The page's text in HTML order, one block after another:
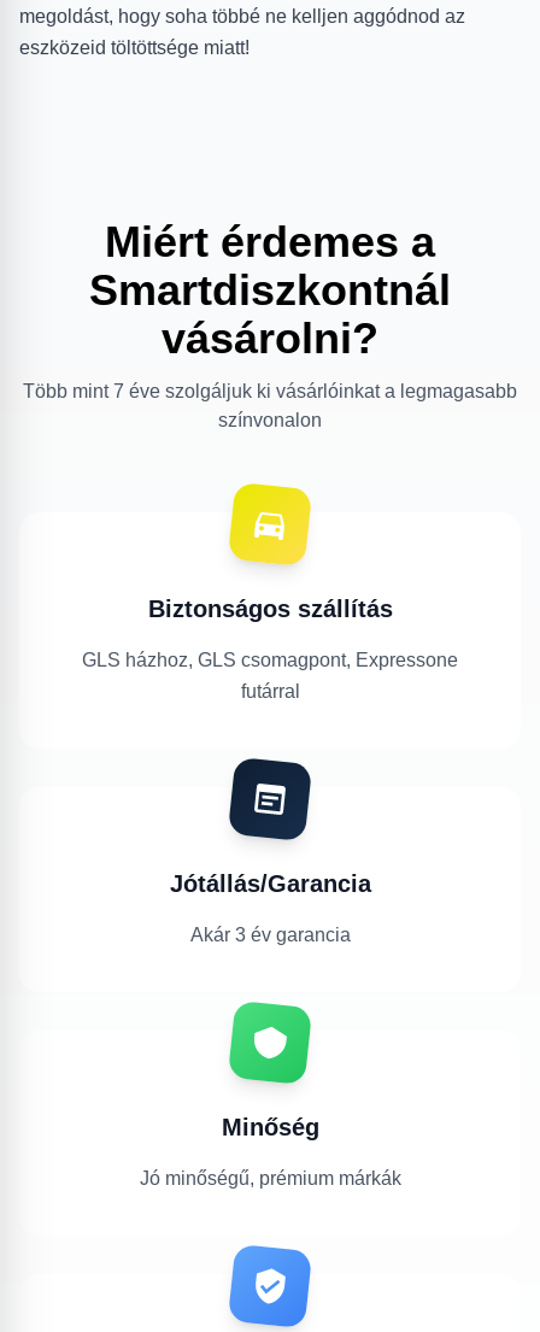
megoldást, hogy soha többé ne kelljen aggódnod az
eszközeid töltöttsége miatt!
Miért érdemes a
Smartdiszkontnál
vásárolni?
Több mint 7 éve szolgáljuk ki vásárlóinkat a legmagasabb
színvonalon
Biztonságos szállítás
GLS házhoz, GLS csomagpont, Expressone
futárral
Jótállás/Garancia
Akár 3 év garancia
Minőség
Jó minőségű, prémium márkák